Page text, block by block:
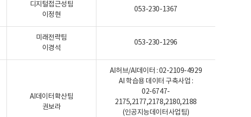
디지털접근성팀
이정현
053-230-1367
미래전략팀
이경석
053-230-1296
AI데이터확산팀
권보라
AI허브/AI데이터 : 02-2109-4929
AI 학습용 데이터 구축사업 :
02-6747-
2175,2177,2178,2180,2188
(인공지능데이터사업팀)